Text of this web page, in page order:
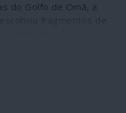
do Golfo de Omã, a